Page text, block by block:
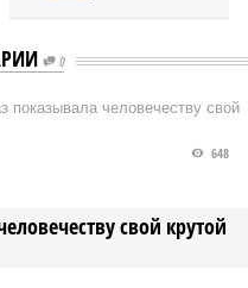
0
показывала человечеству свой
свой крутой
648